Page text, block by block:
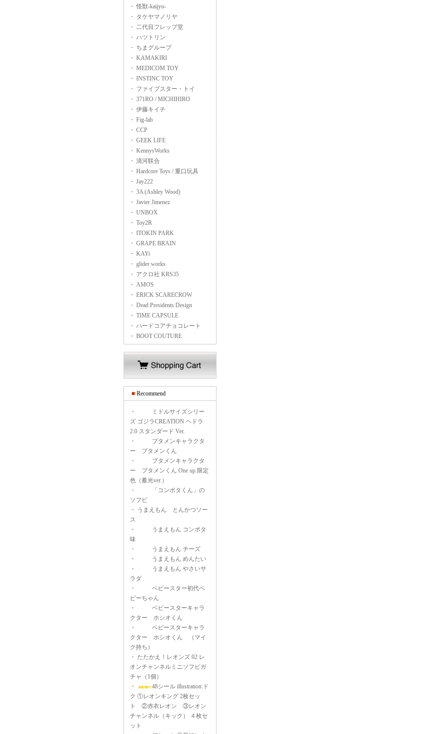
・ 怪獣-kaijyu-
・ タケヤマノリヤ
・ 二代目フレップ堂
・ ハツトリン
・ ちまグループ
・ KAMAKIRI
・ MEDICOM TOY
・ INSTINC TOY
・ ファイブスター・トイ
・ 371RO / MICHIHIRO
・ 伊藤キイチ
・ Fig-lab
・ CCP
・ GEEK LIFE
・ KennysWorks
・ 清河联合
・ Hardcore Toys / 重口玩具
・ Jay222
・ 3A (Ashley Wood)
・ Javier Jimenez
・ UNBOX
・ Toy2R
・ ITOKIN PARK
・ GRAPE BRAIN
・ KAYi
・ glider works
・ アクロ社 KRS35
・ AMOS
・ ERICK SCARECROW
・ Dead Presidents Design
・ TIME CAPSULE
・ ハードコアチョコレート
・ BOOT COUTURE
Recommend
・
ミドルサイズシリー
ズ ゴジラCREATION ヘドラ
2.0 スタンダード Ver.
・
ブタメンキャラクタ
ー ブタメンくん
・
ブタメンキャラクタ
ー ブタメンくん One up.限定
色（蓄光ver.）
・
「コンポタくん」の
ソフビ
・
うまえもん とんかつソー
ス
・
うまえもん コンポタ
味
・
うまえもん チーズ
・
うまえもん めんたい
・
うまえもん やさいサ
ラダ
・
ベビースター初代ベ
ビーちゃん
・
ベビースターキャラ
クター ホシオくん
・
ベビースターキャラ
クター ホシオくん （マイ
ク持ち）
・ たたかえ！レオンズ 02 レ
オンチャンネルミニソフビガ
チャ（1個）
・
48シール illustration:ド
ク ①レオンキング 2枚セッ
ト ②赤衣レオン ③レオン
チャンネル（キック） ４枚セ
ット